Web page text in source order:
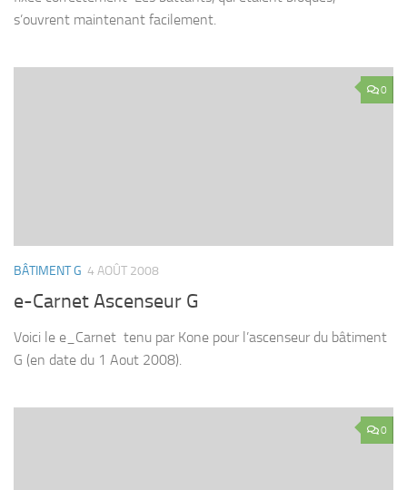
s’ouvrent maintenant facilement.
0
BÂTIMENT G 4 AOÛT 2008
e-Carnet Ascenseur G
Voici le e_Carnet tenu par Kone pour l’ascenseur du bâtiment
G (en date du 1 Aout 2008).
0